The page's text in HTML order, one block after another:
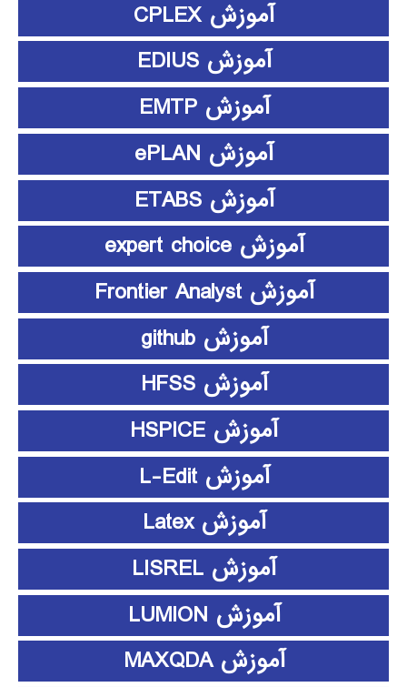
آموزش CPLEX
آموزش EDIUS
آموزش EMTP
آموزش ePLAN
آموزش ETABS
آموزش expert choice
آموزش Frontier Analyst
آموزش github
آموزش HFSS
آموزش HSPICE
آموزش L-Edit
آموزش Latex
آموزش LISREL
آموزش LUMION
آموزش MAXQDA